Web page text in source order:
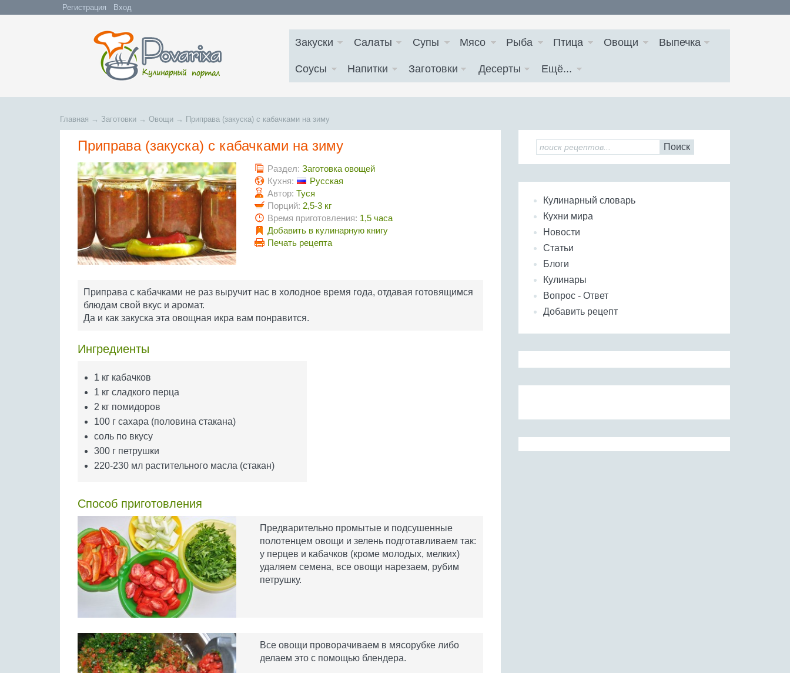
Регистрация Вход
Закуски Салаты Супы Мясо Рыба Птица Овощи Выпечка
Соусы Напитки Заготовки Десерты Ещё...
Главная → Заготовки → Овощи → Приправа (закуска) с кабачками на зиму
Приправа (закуска) с кабачками на зиму
Раздел: Заготовка овощей
Кухня:
Русская
Автор: Туся
Порций: 2,5-3 кг
Время приготовления: 1,5 часа
Добавить в кулинарную книгу
Печать рецепта
Приправа с кабачками не раз выручит нас в холодное время года, отдавая готовящимся
блюдам свой вкус и аромат.
Да и как закуска эта овощная икра вам понравится.
Ингредиенты
1 кг кабачков
1 кг сладкого перца
2 кг помидоров
100 г сахара (половина стакана)
соль по вкусу
300 г петрушки
220-230 мл растительного масла (стакан)
Способ приготовления
Предварительно промытые и подсушенные
полотенцем овощи и зелень подготавливаем так:
у перцев и кабачков (кроме молодых, мелких)
удаляем семена, все овощи нарезаем, рубим
петрушку.
Все овощи проворачиваем в мясорубке либо
делаем это с помощью блендера.
Поиск
Кулинарный словарь
Кухни мира
Новости
Статьи
Блоги
Кулинары
Вопрос - Ответ
Добавить рецепт